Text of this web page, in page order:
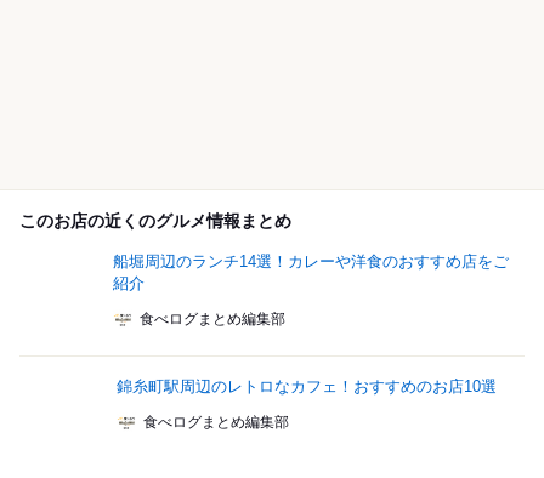
このお店の近くのグルメ情報まとめ
船堀周辺のランチ14選！カレーや洋食のおすすめ店をご
紹介
食べログまとめ編集部
錦糸町駅周辺のレトロなカフェ！おすすめのお店10選
食べログまとめ編集部